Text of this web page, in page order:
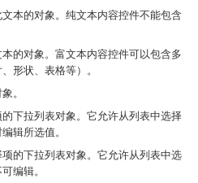
本的对象。纯文本内容控件不能包含
的对象。富文本内容控件可以包含多
形状、表格等）。
。
下拉列表对象。它允许从列表中选择
辑所选值。
的下拉列表对象。它允许从列表中选
编辑。